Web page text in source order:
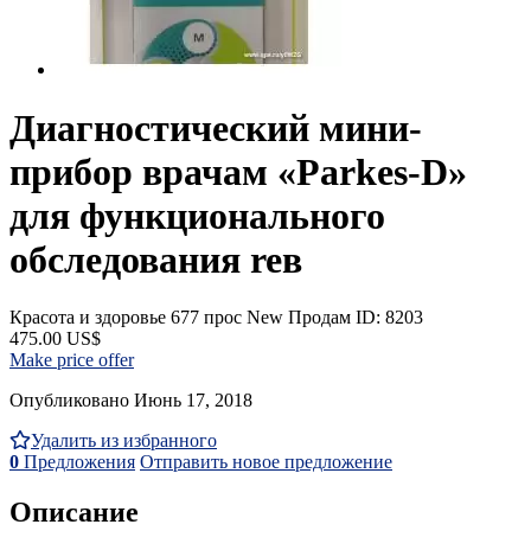
Диагностический мини-
прибор врачам «Parkes-D»
для функционального
обследования reв
Красота и здоровье 677 прос New Продам ID: 8203
475.00 US$
Make price offer
Опубликовано Июнь 17, 2018
Удалить из избранного
0 Предложения Отправить новое предложение
Описание